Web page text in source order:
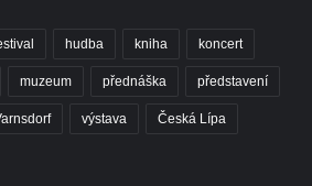
hudba kniha koncert
muzeum přednáška představení
výstava Česká Lípa